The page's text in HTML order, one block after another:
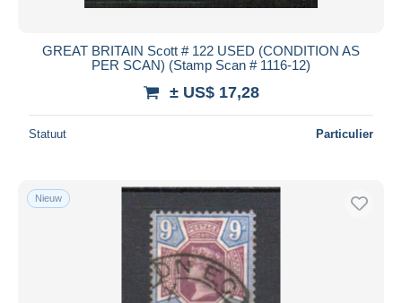
GREAT BRITAIN Scott # 122 USED (CONDITION AS
PER SCAN) (Stamp Scan # 1116-12)
± US$ 17,28
Statuut Particulier
Nieuw